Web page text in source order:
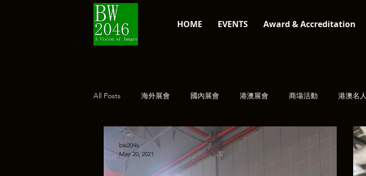
HOME EVENTS Award & Accreditation
All Posts 海外展會 國內展會 港澳展會 商塲活動 港澳名人
經典復刻 公告
bw2046
May 20, 2021